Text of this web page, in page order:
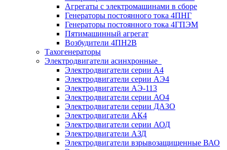
Агрегаты с электромашинами в сборе
Генераторы постоянного тока 4ПНГ
Генераторы постоянного тока 4ГПЭМ
Пятимашинный агрегат
Возбудители 4ПН2В
Тахогенераторы
Электродвигатели асинхронные
Электродвигатели серии А4
Электродвигатели серии АЭ4
Электродвигатели АЭ-113
Электродвигатели серии АО4
Электродвигатели серии ДАЗО
Электродвигатели АК4
Электродвигатели серии АОД
Электродвигатели АЗД
Электродвигатели взрывозащищенные ВАО